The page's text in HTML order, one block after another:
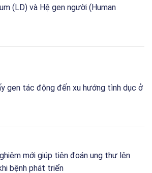
nghiên
nhận
(LD) và Hệ gen người (Human
gen tác động đến xu hướng tình dục ở
mới giúp tiên đoán ung thư lên
bệnh phát triển